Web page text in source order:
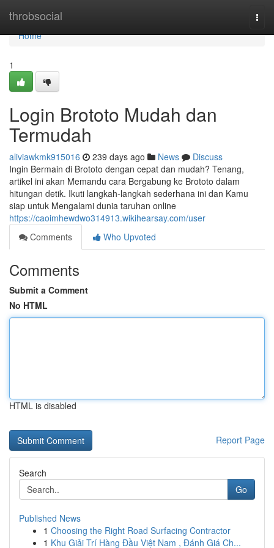
throbsocial
Home
Home
1
Login Brototo Mudah dan
Termudah
aliviawkmk915016 239 days ago News
Discuss
Ingin Bermain di Brototo dengan cepat dan mudah? Tenang,
artikel ini akan Memandu cara Bergabung ke Brototo dalam
hitungan detik. Ikuti langkah-langkah sederhana ini dan Kamu
siap untuk Mengalami dunia taruhan online
https://caoimhewdwo314913.wikihearsay.com/user
Comments
Who Upvoted
Comments
Submit a Comment
No HTML
HTML is disabled
Report Page
Search
Go
Published News
1 Choosing the Right Road Surfacing Contractor
1 Khu Giải Trí Hàng Đầu Việt Nam , Đánh Giá Ch...